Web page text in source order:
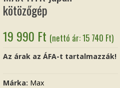
kötözőgép
19 990 Ft (nettó ár:15 740 Ft)
Az árak az ÁFA-t tartalmazzák!
Márka: Max